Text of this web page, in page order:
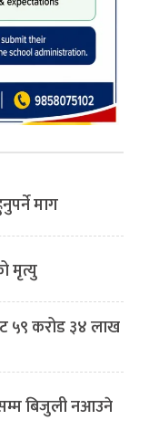
माग
मृत्यु
५९ करोड ३४ लाख
बिजुली नआउने